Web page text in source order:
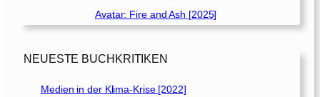
Avatar: Fire and Ash [2025]
NEUESTE BUCHKRITIKEN
Medien in der Klima-Krise [2022]